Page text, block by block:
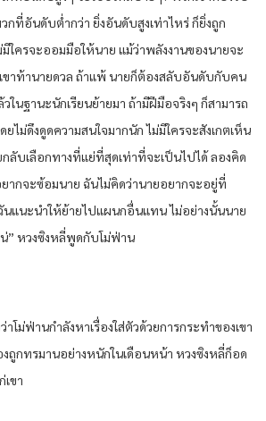
กที่อันดับต่ำกว่า ยิ่งอันดับสูงเท่าไหร่ ก็ยิ่งถูก
ใครจะออมมือให้นาย แม้ว่าพลังงานของนายจะ
ขาท้านายดวล ถ้าแพ้ นายก็ต้องสลับอันดับกับคน
ในฐานะนักเรียนย้ายมา ถ้ามีฝีมือจริงๆ ก็สามารถ
ไม่ดึงดูดความสนใจมากนัก ไม่มีใครจะสังเกตเห็น
ลับเลือกทางที่แย่ที่สุดเท่าที่จะเป็นไปได้ ลองคิด
กจะซ้อมนาย ฉันไม่คิดว่านายอยากจะอยู่ที่
แนะนำให้ย้ายไปแผนกอื่นแทน ไม่อย่างนั้นนาย
” หวงซิงหลี่พูดกับโม่ฟ่าน
าโม่ฟ่านกำลังหาเรื่องใส่ตัวด้วยการกระทำของเขา
ถูกทรมานอย่างหนักในเดือนหน้า หวงซิงหลี่ก็อด
ขา